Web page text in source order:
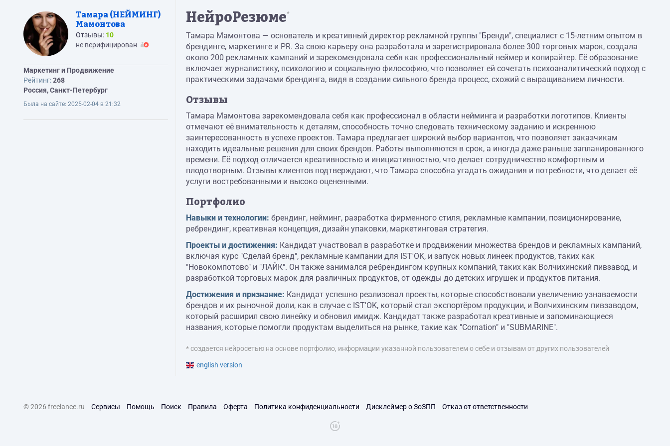
Тамара (НЕЙМИНГ)
Мамонтова
Отзывы: 10
не верифицирован
Маркетинг и Продвижение
Рейтинг:268
Россия, Санкт-Петербург
Была на сайте: 2025-02-04 в 21:32
НейроРезюме*
Тамара Мамонтова — основатель и креативный директор рекламной группы "Бренди", специалист с 15-летним опытом в
брендинге, маркетинге и PR. За свою карьеру она разработала и зарегистрировала более 300 торговых марок, создала
около 200 рекламных кампаний и зарекомендовала себя как профессиональный неймер и копирайтер. Её образование
включает журналистику, психологию и социальную философию, что позволяет ей сочетать психоаналитический подход с
практическими задачами брендинга, видя в создании сильного бренда процесс, схожий с выращиванием личности.
Отзывы
Тамара Мамонтова зарекомендовала себя как профессионал в области нейминга и разработки логотипов. Клиенты
отмечают её внимательность к деталям, способность точно следовать техническому заданию и искреннюю
заинтересованность в успехе проектов. Тамара предлагает широкий выбор вариантов, что позволяет заказчикам
находить идеальные решения для своих брендов. Работы выполняются в срок, а иногда даже раньше запланированного
времени. Её подход отличается креативностью и инициативностью, что делает сотрудничество комфортным и
плодотворным. Отзывы клиентов подтверждают, что Тамара способна угадать ожидания и потребности, что делает её
услуги востребованными и высоко оцененными.
Портфолио
Навыки и технологии: брендинг, нейминг, разработка фирменного стиля, рекламные кампании, позиционирование,
ребрендинг, креативная концепция, дизайн упаковки, маркетинговая стратегия.
Проекты и достижения: Кандидат участвовал в разработке и продвижении множества брендов и рекламных кампаний,
включая курс "Сделай бренд", рекламные кампании для IST'OK, и запуск новых линеек продуктов, таких как
"Новокомпотово" и "ЛАЙК". Он также занимался ребрендингом крупных компаний, таких как Волчихинский пивзавод, и
разработкой торговых марок для различных продуктов, от одежды до детских игрушек и продуктов питания.
Достижения и признание: Кандидат успешно реализовал проекты, которые способствовали увеличению узнаваемости
брендов и их рыночной доли, как в случае с IST'OK, который стал экспортёром продукции, и Волчихинским пивзаводом,
который расширил свою линейку и обновил имидж. Кандидат также разработал креативные и запоминающиеся
названия, которые помогли продуктам выделиться на рынке, такие как "Cornation" и "SUBMARINE".
* создается нейросетью на основе портфолио, информации указанной пользователем о себе и отзывам от других пользователей
english version
© 2026 freelance.ru Сервисы Помощь Поиск Правила Оферта Политика конфиденциальности Дисклеймер о ЗоЗПП Отказ от ответственности